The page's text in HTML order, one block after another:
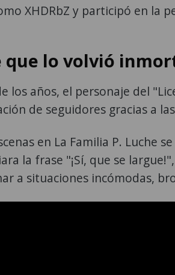
XHDRbZ y participó en la
que lo volvió
los años, el personaje del
de seguidores gracias a
en La Familia P. Luche
la frase "¡Sí, que se
a situaciones incómodas,